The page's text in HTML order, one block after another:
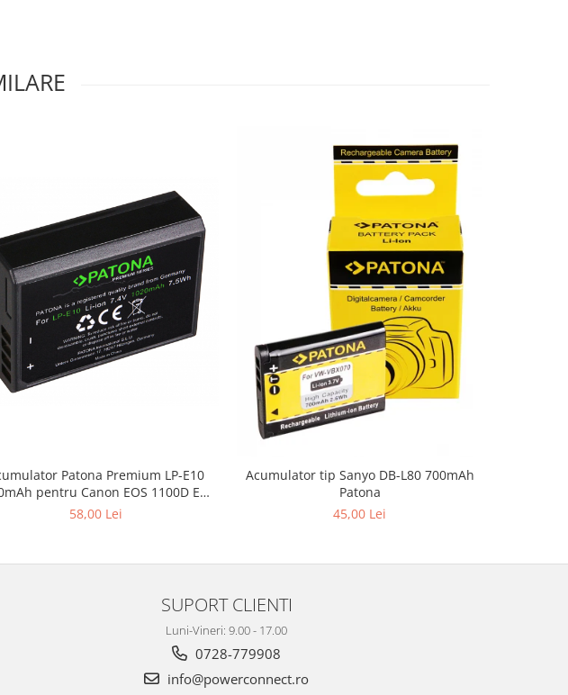
Patona Premium LP-E10
pentru Canon EOS 1100D EOS
2000D Kiss X50 EOS Rebel T3
58,00 Lei
Acumulator tip Sanyo DB-L80 700mAh
Patona
45,00 Lei
SUPORT CLIENTI
Luni-Vineri: 9.00 - 17.00
0728-779908
info@powerconnect.ro